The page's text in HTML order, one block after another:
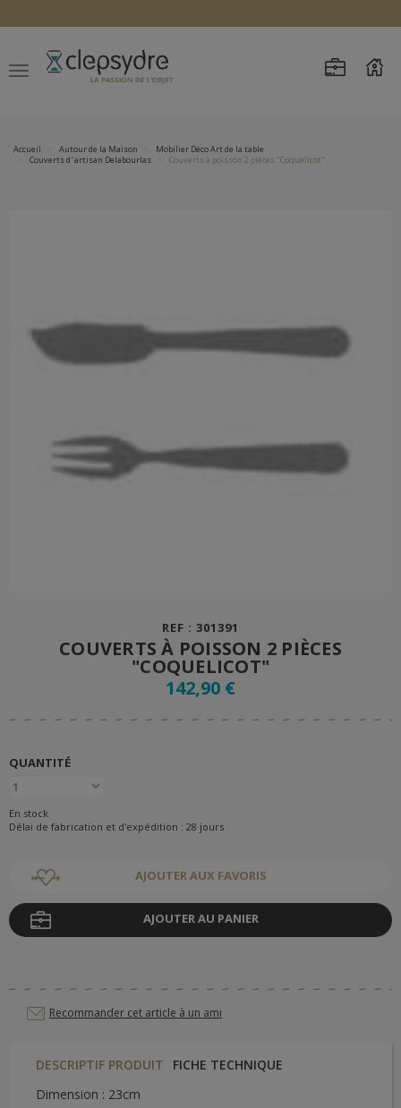
Accueil Autour de la Maison
Mobilier Déco Art de la table
Couverts d' artisan Delabourlas
Couverts à poisson 2 pièces "Coquelicot"
REF : 301391
COUVERTS À POISSON 2 PIÈCES
"COQUELICOT"
142,90 €
QUANTITÉ
En stock
Délai de fabrication et d'expédition : 28 jours
AJOUTER AUX FAVORIS
AJOUTER AU PANIER
Recommander cet article à un ami
DESCRIPTIF PRODUIT
FICHE TECHNIQUE
Dimension : 23cm